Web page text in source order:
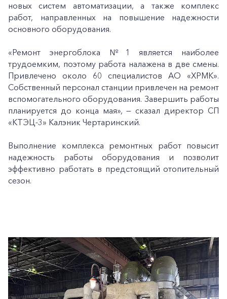
новых систем автоматизации, а также комплекс
работ, направленных на повышение надежности
основного оборудования.
«Ремонт энергоблока №1 является наиболее
трудоемким, поэтому работа налажена в две смены.
Привлечено около 60 специалистов АО «ХРМК».
Собственный персонал станции привлечен на ремонт
вспомогательного оборудования. Завершить работы
планируется до конца мая», — сказал директор СП
«КТЭЦ-3» Калэник Чертаринский.
Выполнение комплекса ремонтных работ повысит
надежность работы оборудования и позволит
эффективно работать в предстоящий отопительный
сезон.